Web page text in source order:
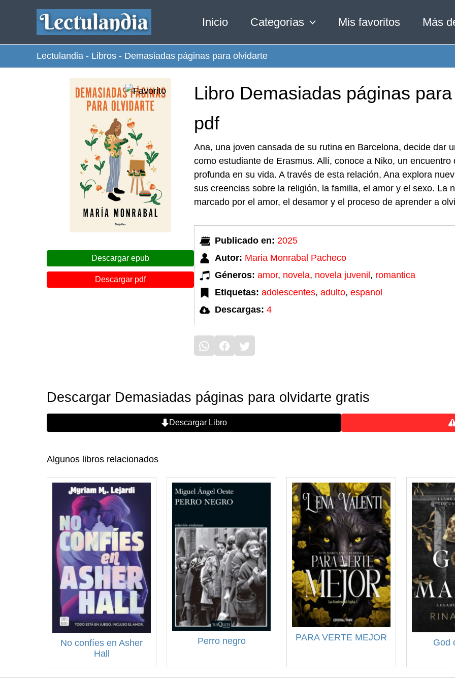
contenido
Inicio Categorías Mis favoritos Más
Lectulandia - Libros - Demasiadas páginas para olvidarte
Descargar epub
Descargar pdf
Libro Demasiadas páginas
pdf
Ana, una joven cansada de su rutina en Barcelona, decide dar
como estudiante de Erasmus. Allí, conoce a Niko, un
profunda en su vida. A través de esta relación, Ana explora
sus creencias sobre la religión, la familia, el amor y el sexo. La
marcado por el amor, el desamor y el proceso de aprender a
Publicado en: 2025
Autor: Maria Monrabal Pacheco
Géneros: amor, novela, novela juvenil, romantica
Etiquetas: adolescentes, adulto, espanol
Descargas: 4
Descargar Demasiadas páginas para olvidarte gratis
Descargar Libro
Algunos libros relacionados
No confíes en Asher
Hall
Perro negro PARA VERTE MEJOR
God